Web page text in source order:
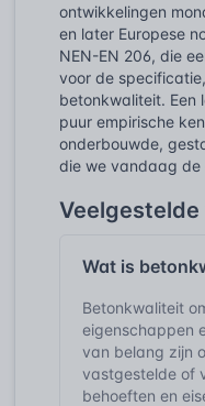
ontwikkelingen
en later Europese
NEN-EN 206, die
voor de
betonkwaliteit. Een
puur empirische
onderbouwde,
die we vandaag de
Wat is
Betonkwaliteit
eigenschappen
van belang zijn
vastgestelde of
behoeften en